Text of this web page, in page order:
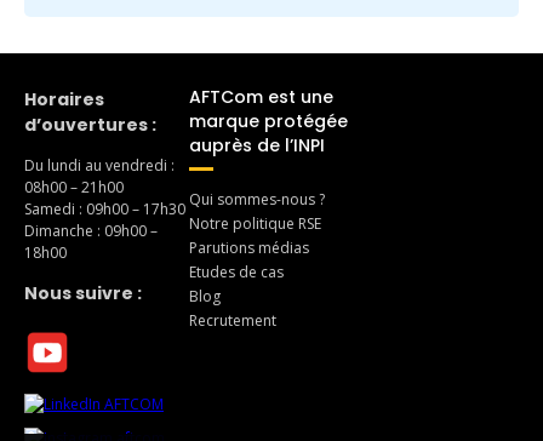
Horaires
d’ouvertures :
Du lundi au vendredi :
08h00 – 21h00
Samedi : 09h00 – 17h30
Dimanche : 09h00 –
18h00
Nous suivre :
AFTCom est une
marque protégée
auprès de l’INPI
Qui sommes-nous ?
Notre politique RSE
Parutions médias
Etudes de cas
Blog
Recrutement